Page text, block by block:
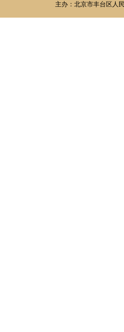
主办：北京市丰台区人